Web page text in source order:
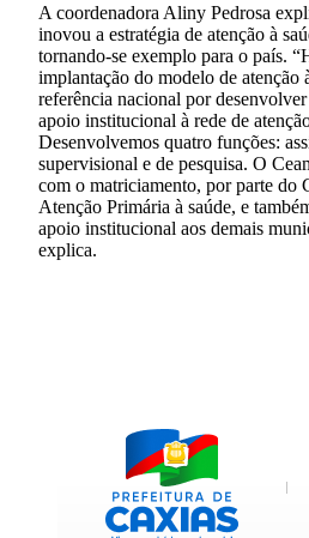
A coordenadora Aliny Pedrosa
inovou a estratégia de atenção à
tornando-se exemplo para o país.
implantação do modelo de atenção
referência nacional por
apoio institucional à rede de
Desenvolvemos quatro funções:
supervisional e de pesquisa. O
com o matriciamento, por parte do
Atenção Primária à saúde, e
apoio institucional aos demais
explica.